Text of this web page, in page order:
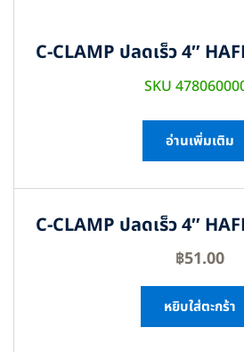
C-CLAMP ปลดเร็ว 4″
SKU
อ่านเพิ่มเติม
C-CLAMP ปลดเร็ว 4″
฿51.00
หยิบใส่ตะกร้า